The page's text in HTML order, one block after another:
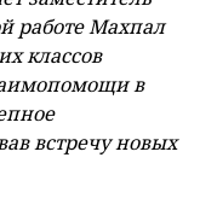
работе Махпал
классов
в
встречу новых